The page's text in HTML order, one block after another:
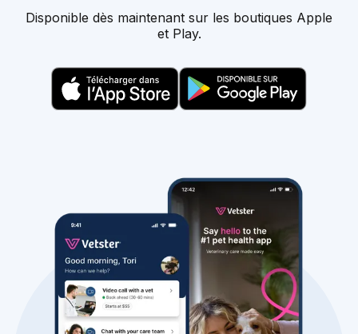
Disponible dès maintenant sur les boutiques Apple
et Play.